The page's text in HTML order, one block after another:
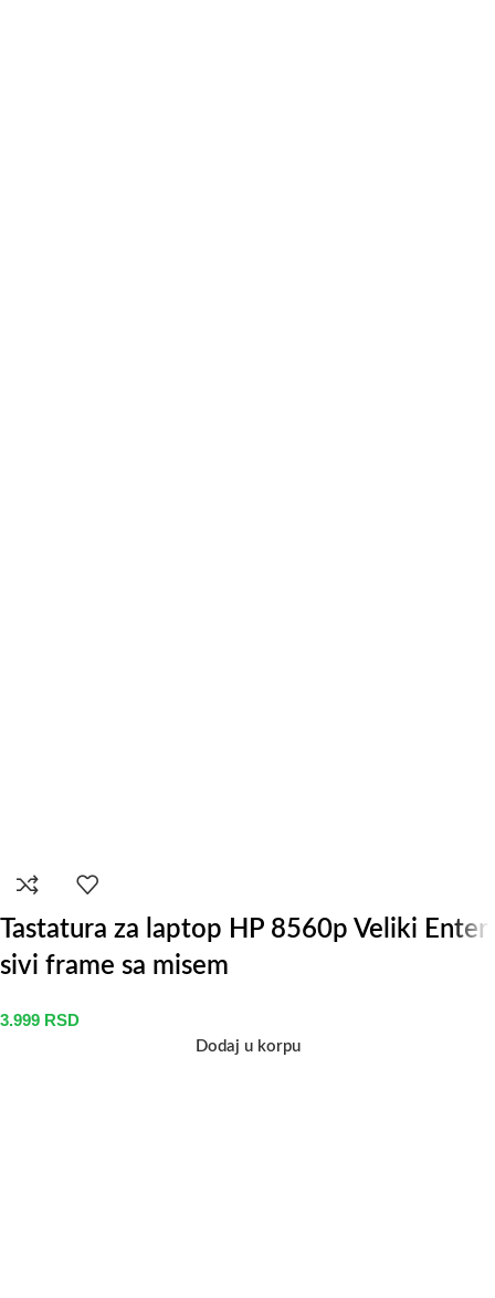
Tastatura za laptop HP 8560p Veliki Enter
sivi frame sa misem
3.999 RSD
Dodaj u korpu